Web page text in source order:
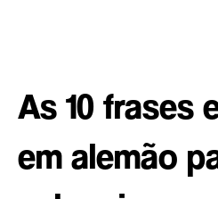
As 10 frases
em alemão